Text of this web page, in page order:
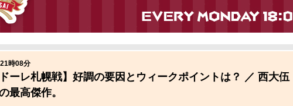
時08分
ーレ札幌戦】好調の要因とウィークポイントは？ ／ 西大伍
最高傑作。